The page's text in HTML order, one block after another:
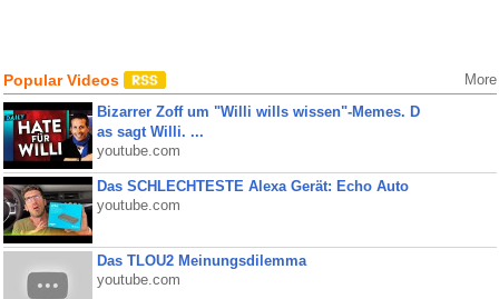
Popular Videos More
Bizarrer Zoff um "Willi wills wissen"-Memes. D
as sagt Willi. ...
youtube.com
Das SCHLECHTESTE Alexa Gerät: Echo Auto
youtube.com
Das TLOU2 Meinungsdilemma
youtube.com